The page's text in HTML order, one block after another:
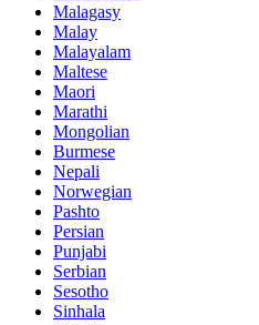
Malagasy
Malay
Malayalam
Maltese
Maori
Marathi
Mongolian
Burmese
Nepali
Norwegian
Pashto
Persian
Punjabi
Serbian
Sesotho
Sinhala